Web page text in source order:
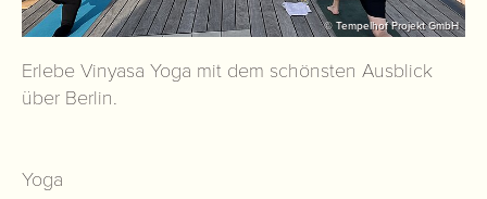
© Tempelhof Projekt GmbH
Erlebe Vinyasa Yoga mit dem schönsten Ausblick
über Berlin.
Yoga